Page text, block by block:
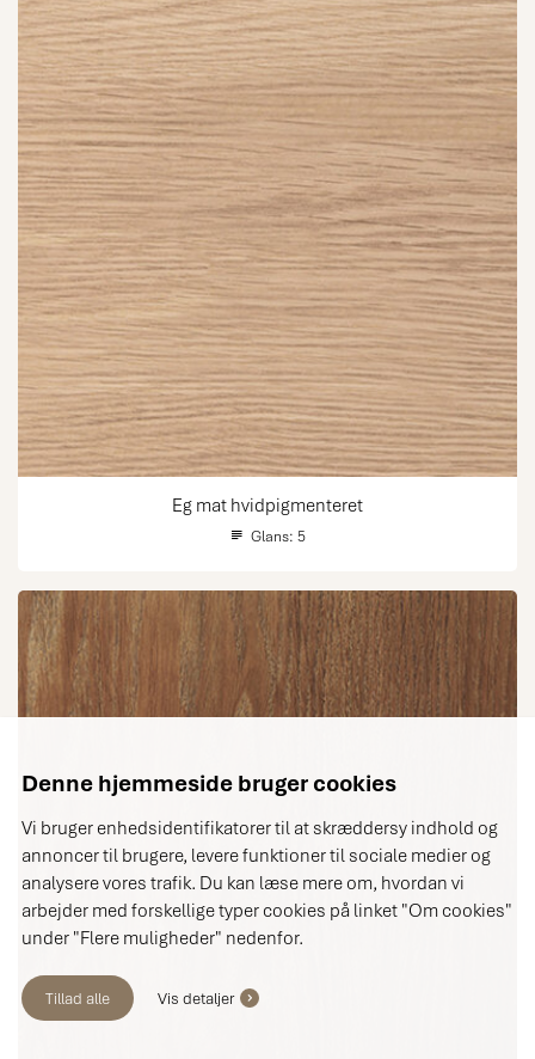
Denne hjemmeside bruger cookies
Vi bruger enhedsidentifikatorer til at skræddersy indhold og
annoncer til brugere, levere funktioner til sociale medier og
analysere vores trafik. Du kan læse mere om, hvordan vi
arbejder med forskellige typer cookies på linket "Om cookies"
under "Flere muligheder" nedenfor.
Tillad alle Vis detaljer
Eg mat hvidpigmenteret
Glans: 5